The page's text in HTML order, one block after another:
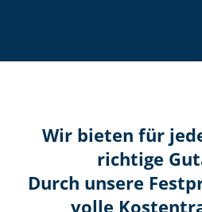
Wir bieten für
richtige
Durch unsere
volle